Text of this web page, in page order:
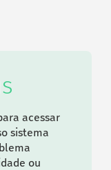
acessar
sistema
ou